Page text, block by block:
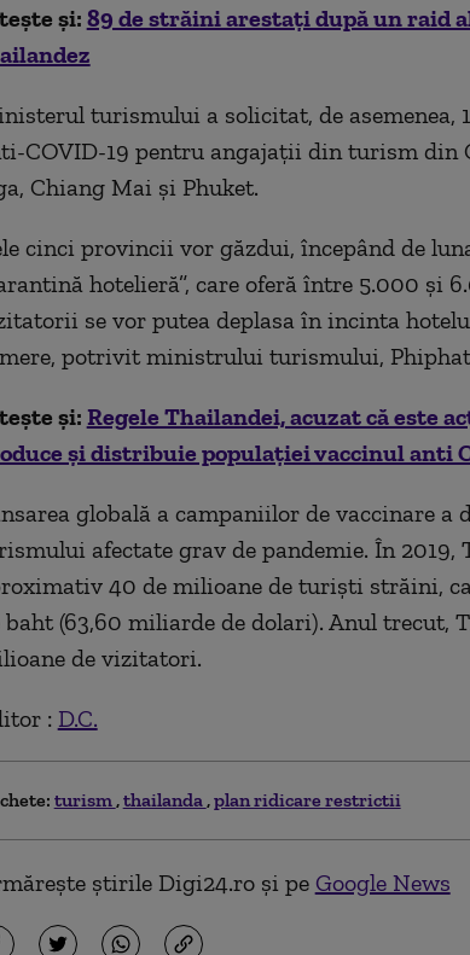
și: 89 de străini arestați după un raid
turismului a solicitat, de asemenea,
COVID-19 pentru angajații din turism din
Chiang Mai și Phuket.
cinci provincii vor găzdui, începând de
hotelieră”, care oferă între 5.000 și
se vor putea deplasa în incinta
potrivit ministrului turismului,
și: Regele Thailandei, acuzat că este
și distribuie populației vaccinul anti
globală a campaniilor de vaccinare
afectate grav de pandemie. În
40 de milioane de turiști străini,
baht (63,60 miliarde de dolari). Anul trecut,
de vizitatori.
: D.C.
turism thailanda plan ridicare restrictii
știrile Digi24.ro și pe Google News